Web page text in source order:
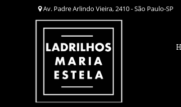
Av. Padre Arlindo Vieira, 2410 - São Paulo-SP